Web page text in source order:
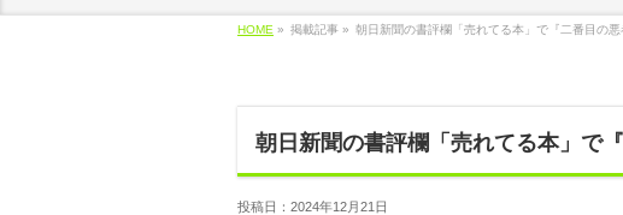
HOME » 掲載記事 » 朝日新聞の書評欄「売れてる本」で『二番目の悪
朝日新聞の書評欄「売れてる本」で
投稿日：2024年12月21日